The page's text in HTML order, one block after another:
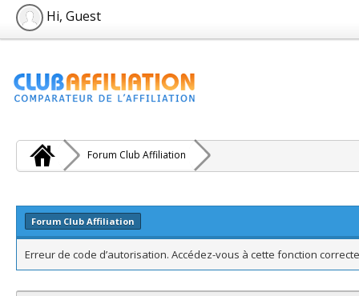
Hi, Guest
Forum Club Affiliation
Forum Club Affiliation
Erreur de code d’autorisation. Accédez-vous à cette fonction